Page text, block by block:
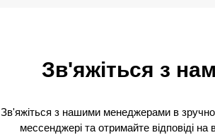
Зв'яжіться з
Зв'яжіться з нашими менеджерами в
мессенджері та отримайте відповіді на